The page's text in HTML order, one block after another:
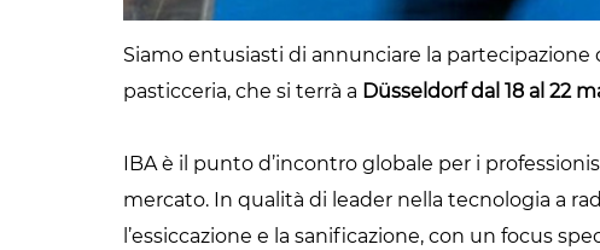
Siamo entusiasti di annunciare la partecipazione
pasticceria, che si terrà a Düsseldorf dal 18 al 22
IBA è il punto d’incontro globale per i
mercato. In qualità di leader nella tecnologia a
l’essiccazione e la sanificazione, con un focus